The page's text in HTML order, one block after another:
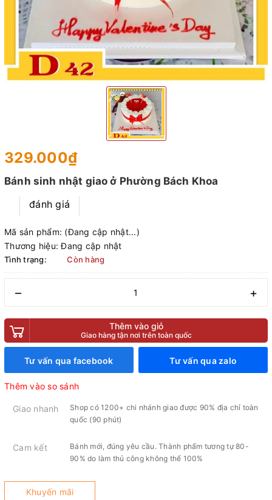
329.000₫
Bánh sinh nhật giao ở Phường Bách Khoa
đánh giá
Mã sản phẩm: (Đang cập nhật...)
Thương hiệu: Đang cập nhật
Tình trạng: Còn hàng
– +
Thêm vào giỏ
Giao hàng tận nơi trên toàn quốc
Tư vấn qua facebook Tư vấn qua zalo
Thêm vào so sánh
Giao nhanh
Shop có 1200+ chi nhánh giao được 90% địa chỉ toàn
quốc (90 phút)
Cam kết
Bánh mới, đúng yêu cầu. Thành phẩm tương tự 80-
90% do làm thủ công không thể 100%
Khuyến mãi